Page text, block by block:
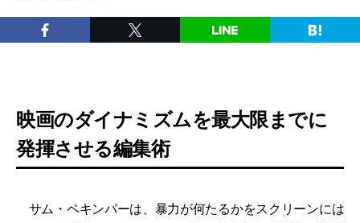
映画のダイナミズムを最大限までに
発揮させる編集術
サム・ペキンパーは、暴力が何たるかをスクリーンには